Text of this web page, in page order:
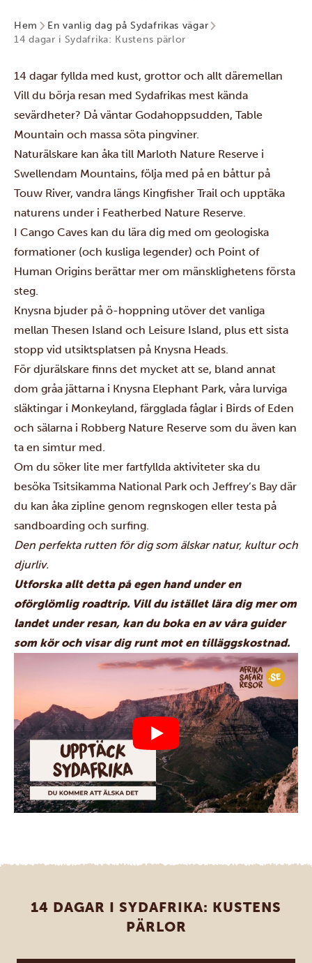
Hem
En vanlig dag på Sydafrikas vägar
14 dagar i Sydafrika: Kustens pärlor
14 dagar fyllda med kust, grottor och allt däremellan
Vill du börja resan med Sydafrikas mest kända
sevärdheter? Då väntar Godahoppsudden, Table
Mountain och massa söta pingviner.
Naturälskare kan åka till Marloth Nature Reserve i
Swellendam Mountains, följa med på en båttur på
Touw River, vandra längs Kingfisher Trail och upptäka
naturens under i Featherbed Nature Reserve.
I Cango Caves kan du lära dig med om geologiska
formationer (och kusliga legender) och Point of
Human Origins berättar mer om mänsklighetens första
steg.
Knysna bjuder på ö-hoppning utöver det vanliga
mellan Thesen Island och Leisure Island, plus ett sista
stopp vid utsiktsplatsen på Knysna Heads.
För djurälskare finns det mycket att se, bland annat
dom gråa jättarna i Knysna Elephant Park, våra lurviga
släktingar i Monkeyland, färgglada fåglar i Birds of Eden
och sälarna i Robberg Nature Reserve som du även kan
ta en simtur med.
Om du söker lite mer fartfyllda aktiviteter ska du
besöka Tsitsikamma National Park och Jeffrey’s Bay där
du kan åka zipline genom regnskogen eller testa på
sandboarding och surfing.
Den perfekta rutten för dig som älskar natur, kultur och
djurliv.
Utforska allt detta på egen hand under en
oförglömlig roadtrip. Vill du istället lära dig mer om
landet under resan, kan du boka en av våra guider
som kör och visar dig runt mot en tilläggskostnad.
14 DAGAR I SYDAFRIKA: KUSTENS
PÄRLOR